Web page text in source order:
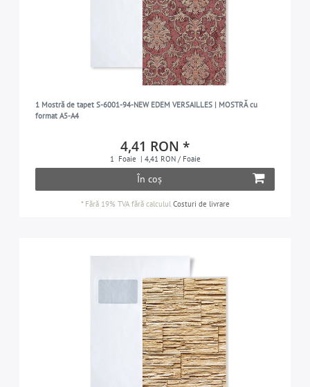
1 Mostră de tapet S-6001-94-NEW EDEM VERSAILLES | MOSTRĂ cu
format A5-A4
4,41 RON *
1 Foaie | 4,41 RON / Foaie
În coș
* Fără 19% TVAfără calculul Costuri de livrare